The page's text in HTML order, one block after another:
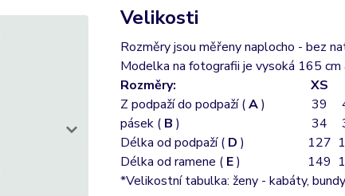
Velikosti
Rozměry jsou měřeny naplocho - bez
Modelka na fotografii je vysoká 165 cm
Rozměry:
XS
Z podpaží do podpaží (A) 39
pásek ( B ) 34
Délka od podpaží ( D ) 127
Délka od ramene ( E) 149
*Velikostní tabulka: ženy - kabáty,